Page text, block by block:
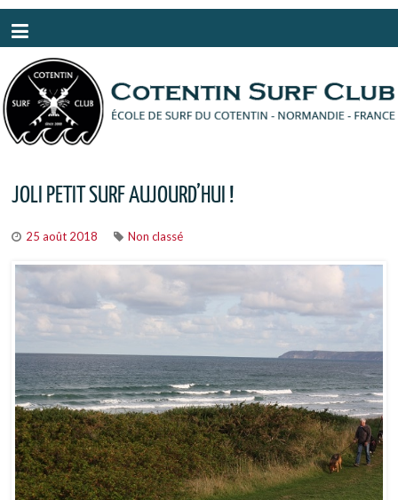
JOLI PETIT SURF AUJOURD’HUI !
25 août 2018 Non classé
Panneau de gestion des cookies